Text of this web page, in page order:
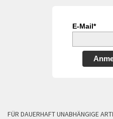
E-Mail*
FÜR DAUERHAFT UNABHÄNGIGE